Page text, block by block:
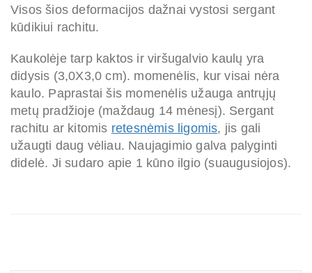
Visos šios deformacijos dažnai vystosi sergant
kūdikiui rachitu.
Kaukolėje tarp kaktos ir viršugalvio kaulų yra
didysis (3,0X3,0 cm). momenėlis, kur visai nėra
kaulo. Paprastai šis momenėlis užauga antrųjų
metų pradžioje (maždaug 14 mėnesį). Sergant
rachitu ar kitomis retesnėmis ligomis, jis gali
užaugti daug vėliau. Naujagimio galva palyginti
didelė. Ji sudaro apie 1 kūno ilgio (suaugusiojos).